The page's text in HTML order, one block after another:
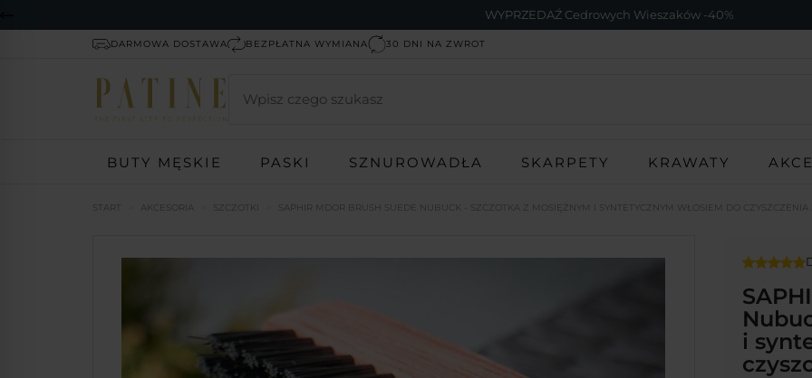
WYPRZEDAŹ Cedrowych Wieszaków -40%
DARMOWA DOSTAWA BEZPŁATNA WYMIANA 30 DNI NA ZWROT
BUTY MĘSKIE PASKI SZNUROWADŁA SKARPETY KRAWATY
START AKCESORIA SZCZOTKI SAPHIR MDOR BRUSH SUEDE NUBUCK - SZCZOTKA Z MOSIĘŻNYM I SYNTETYCZNYM WŁOSIEM DO CZYSZCZENIA
i